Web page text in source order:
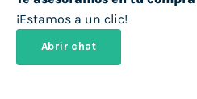
¡Estamos a un clic!
Abrir chat